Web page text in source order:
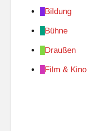
Bildung
Bühne
Draußen
Film & Kino